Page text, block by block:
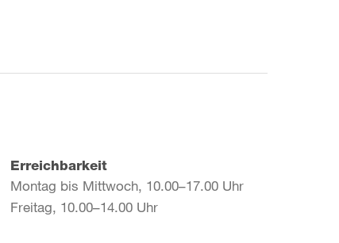
Erreichbarkeit
Montag bis Mittwoch, 10.00–17.00 Uhr
Freitag, 10.00–14.00 Uhr